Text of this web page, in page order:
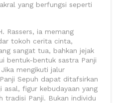
yang berfungsi seperti
Rassers, ia memang
tokoh cerita cinta,
sangat tua, bahkan jejak
bentuk-bentuk sastra Panji
mengikuti jalur
Sepuh dapat ditafsirkan
asal, figur kebudayaan yang
tradisi Panji. Bukan individu